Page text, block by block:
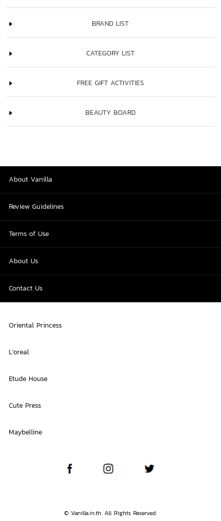
BRAND LIST
CATEGORY LIST
FREE GIFT ACTIVITIES
BEAUTY BOARD
About Vanilla
Review Guidelines
Terms of Use
About Us
Contact Us
Oriental Princess
L'oreal
Etude House
Cute Press
Maybelline
© Vanilla.in.th. All Rights Reserved.